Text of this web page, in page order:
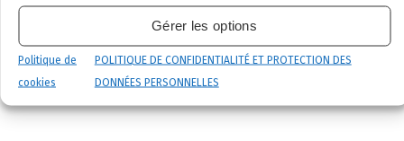
Gérer les options
Politique de
cookies
POLITIQUE DE CONFIDENTIALITÉ ET PROTECTION DES
DONNÉES PERSONNELLES
Décontamination discrète et certifiée, disponible